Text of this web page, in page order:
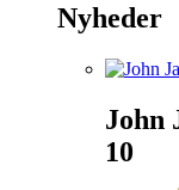
Nyheder
John
10